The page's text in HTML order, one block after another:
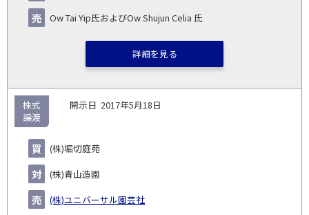
Ow Tai Yip氏およびOw Shujun Celia 氏
詳細を見る
2017年5月18日
(株)堀切庭苑
(株)青山造園
(株)ユニバーサル園芸社
株式
譲渡